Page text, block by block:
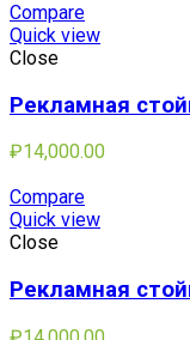
Compare
Quick view
Close
Рекламная
₽14,000.00
Compare
Quick view
Close
Рекламная